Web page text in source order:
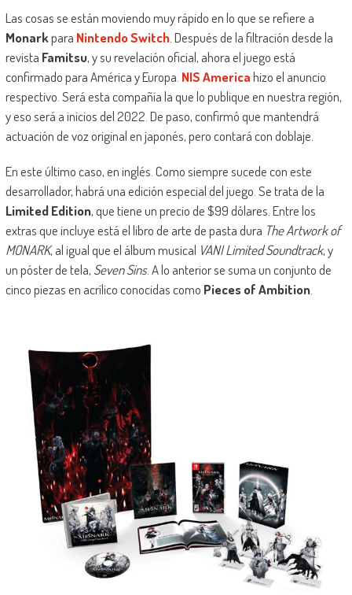
Las cosas se están moviendo muy rápido en lo que se refiere a
Monarkpara Nintendo Switch. Después de la filtración desde la
revista Famitsu, y su revelación oficial, ahora el juego está
confirmado para América y Europa. NIS Americahizo el anuncio
respectivo. Será esta compañía la que lo publique en nuestra región,
y eso será a inicios del 2022. De paso, confirmó que mantendrá
actuación de voz original en japonés, pero contará con doblaje.
En este último caso, en inglés. Como siempre sucede con este
desarrollador, habrá una edición especial del juego. Se trata de la
Limited Edition, que tiene un precio de $99 dólares. Entre los
extras que incluye está el libro de arte de pasta dura The Artwork of
MONARK, al igual que el álbum musical VANI Limited Soundtrack, y
un póster de tela, Seven Sins. A lo anterior se suma un conjunto de
cinco piezas en acrílico conocidas como Pieces of Ambition.